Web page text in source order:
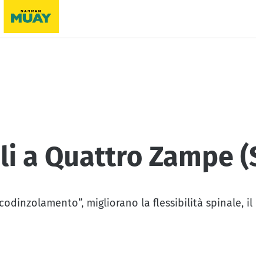
a Quattro Zampe
migliorano la flessibilità